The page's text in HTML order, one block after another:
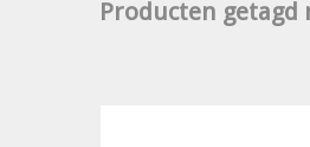
Producten getagd